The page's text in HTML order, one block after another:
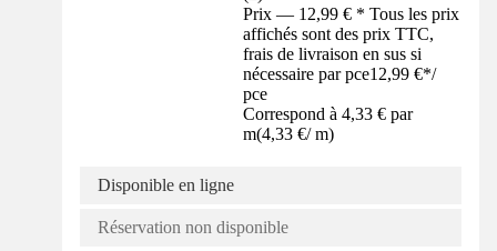
Prix — 12,99 € * Tous les prix
affichés sont des prix TTC,
frais de livraison en sus si
nécessaire par pce12,99 €*/
pce
Correspond à 4,33 € par
m(4,33 €/ m)
Disponible en ligne
Réservation non disponible